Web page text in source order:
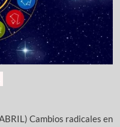
Cambios radicales en